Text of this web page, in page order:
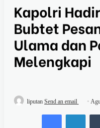
Kapolri
Bubtet
Ulama dan
Melengkapi
liputan Send an email